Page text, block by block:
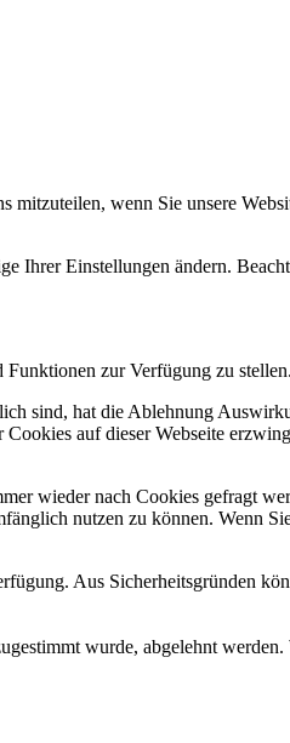
wenn Sie unsere
Ihrer Einstellungen ändern.
zur Verfügung zu stellen.
sind, hat die Ablehnung
auf dieser Webseite
wieder nach Cookies gefragt
nutzen zu können. Wenn
Aus Sicherheitsgründen
wurde, abgelehnt